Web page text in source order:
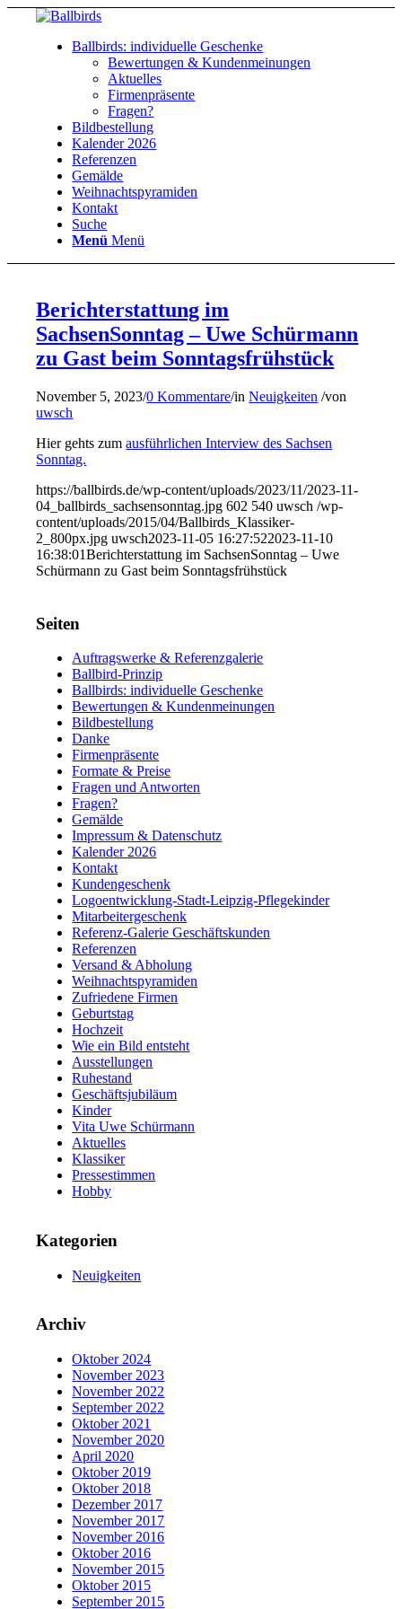
Ballbirds: individuelle Geschenke
Bewertungen & Kundenmeinungen
Aktuelles
Firmenpräsente
Fragen?
Bildbestellung
Kalender 2026
Referenzen
Gemälde
Weihnachtspyramiden
Kontakt
Suche
Menü Menü
Berichterstattung im
SachsenSonntag – Uwe Schürmann
zu Gast beim Sonntagsfrühstück
November 5, 2023/0 Kommentare/inNeuigkeiten /von
uwsch
Hier gehts zumausführlichen Interview des Sachsen
Sonntag.
https://ballbirds.de/wp-content/uploads/2023/11/2023-11-
04_ballbirds_sachsensonntag.jpg 602 540 uwsch /wp-
content/uploads/2015/04/Ballbirds_Klassiker-
2_800px.jpg uwsch2023-11-05 16:27:522023-11-10
16:38:01Berichterstattung im SachsenSonntag – Uwe
Schürmann zu Gast beim Sonntagsfrühstück
Seiten
Auftragswerke & Referenzgalerie
Ballbird-Prinzip
Ballbirds: individuelle Geschenke
Bewertungen & Kundenmeinungen
Bildbestellung
Danke
Firmenpräsente
Formate & Preise
Fragen und Antworten
Fragen?
Gemälde
Impressum & Datenschutz
Kalender 2026
Kontakt
Kundengeschenk
Logoentwicklung-Stadt-Leipzig-Pflegekinder
Mitarbeitergeschenk
Referenz-Galerie Geschäftskunden
Referenzen
Versand & Abholung
Weihnachtspyramiden
Zufriedene Firmen
Geburtstag
Hochzeit
Wie ein Bild entsteht
Ausstellungen
Ruhestand
Geschäftsjubiläum
Kinder
Vita Uwe Schürmann
Aktuelles
Klassiker
Pressestimmen
Hobby
Kategorien
Neuigkeiten
Archiv
Oktober 2024
November 2023
November 2022
September 2022
Oktober 2021
November 2020
April 2020
Oktober 2019
Oktober 2018
Dezember 2017
November 2017
November 2016
Oktober 2016
November 2015
Oktober 2015
September 2015